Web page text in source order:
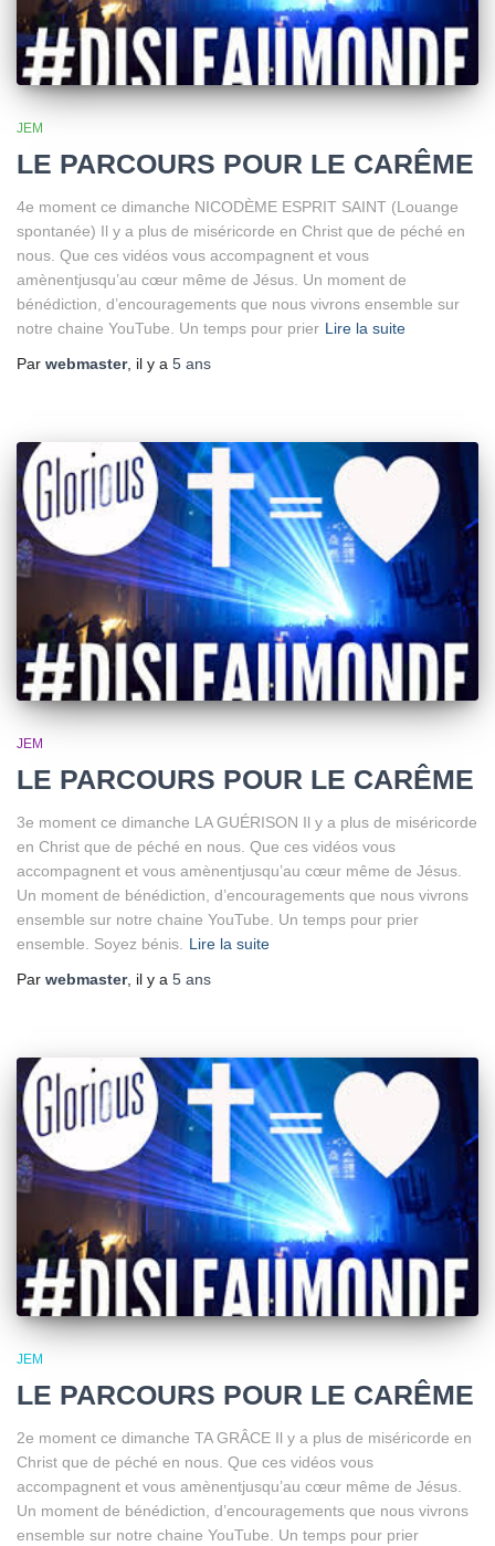
JEM
LE PARCOURS POUR LE CARÊME
4e moment ce dimanche NICODÈME ESPRIT SAINT (Louange
spontanée) Il y a plus de miséricorde en Christ que de péché en
nous. Que ces vidéos vous accompagnent et vous
amènentjusqu’au cœur même de Jésus. Un moment de
bénédiction, d’encouragements que nous vivrons ensemble sur
notre chaine YouTube. Un temps pour prier Lire la suite
Par webmaster, il y a 5 ans
JEM
LE PARCOURS POUR LE CARÊME
3e moment ce dimanche LA GUÉRISON Il y a plus de miséricorde
en Christ que de péché en nous. Que ces vidéos vous
accompagnent et vous amènentjusqu’au cœur même de Jésus.
Un moment de bénédiction, d’encouragements que nous vivrons
ensemble sur notre chaine YouTube. Un temps pour prier
ensemble. Soyez bénis.
Lire la suite
Par webmaster, il y a 5 ans
JEM
LE PARCOURS POUR LE CARÊME
2e moment ce dimanche TA GRÂCE Il y a plus de miséricorde en
Christ que de péché en nous. Que ces vidéos vous
accompagnent et vous amènentjusqu’au cœur même de Jésus.
Un moment de bénédiction, d’encouragements que nous vivrons
ensemble sur notre chaine YouTube. Un temps pour prier